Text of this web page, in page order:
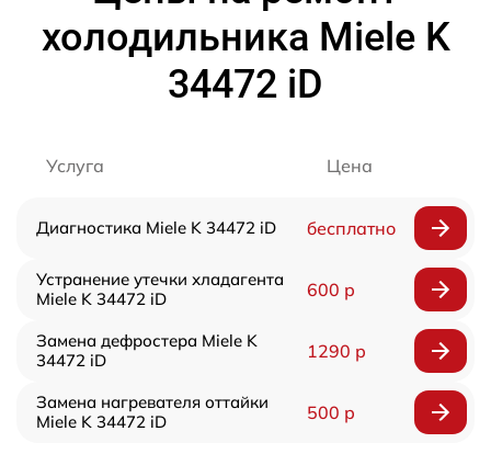
холодильника Miele K
34472 iD
Услуга Цена
Диагностика Miele K 34472 iD бесплатно
Устранение утечки хладагента
Miele K 34472 iD
600 р
Замена дефростера Miele K
34472 iD
1290 р
Замена нагревателя оттайки
Miele K 34472 iD
500 р